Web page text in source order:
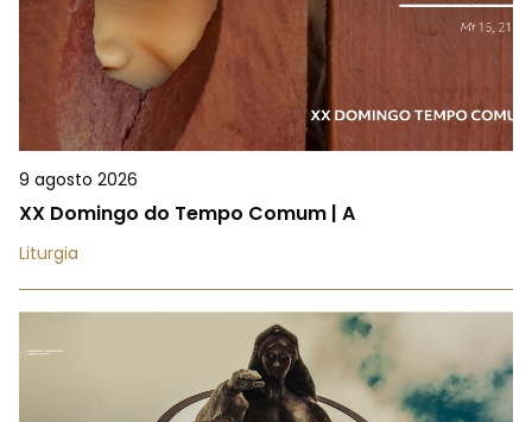
9 agosto 2026
XX Domingo do Tempo Comum | A
Liturgia